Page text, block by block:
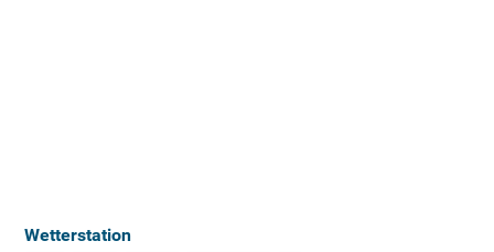
Wetterstation